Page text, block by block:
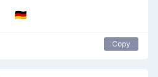
🇩🇪
Copy